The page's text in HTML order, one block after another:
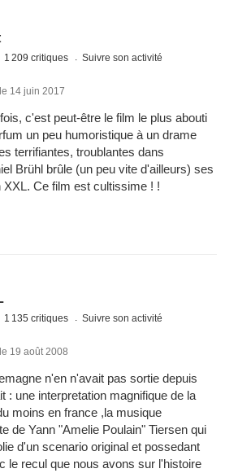
1 209 critiques Suivre son activité
14 juin 2017
c'est peut-être le film le plus abouti
un peu humoristique à un drame
terrifiantes, troublantes dans
Brühl brûle (un peu vite d'ailleurs) ses
Ce film est cultissime ! !
1 135 critiques Suivre son activité
19 août 2008
n'en n'avait pas sortie depuis
: une interpretation magnifique de la
moins en france ,la musique
de Yann "Amelie Poulain" Tiersen qui
d'un scenario original et possedant
le recul que nous avons sur l'histoire